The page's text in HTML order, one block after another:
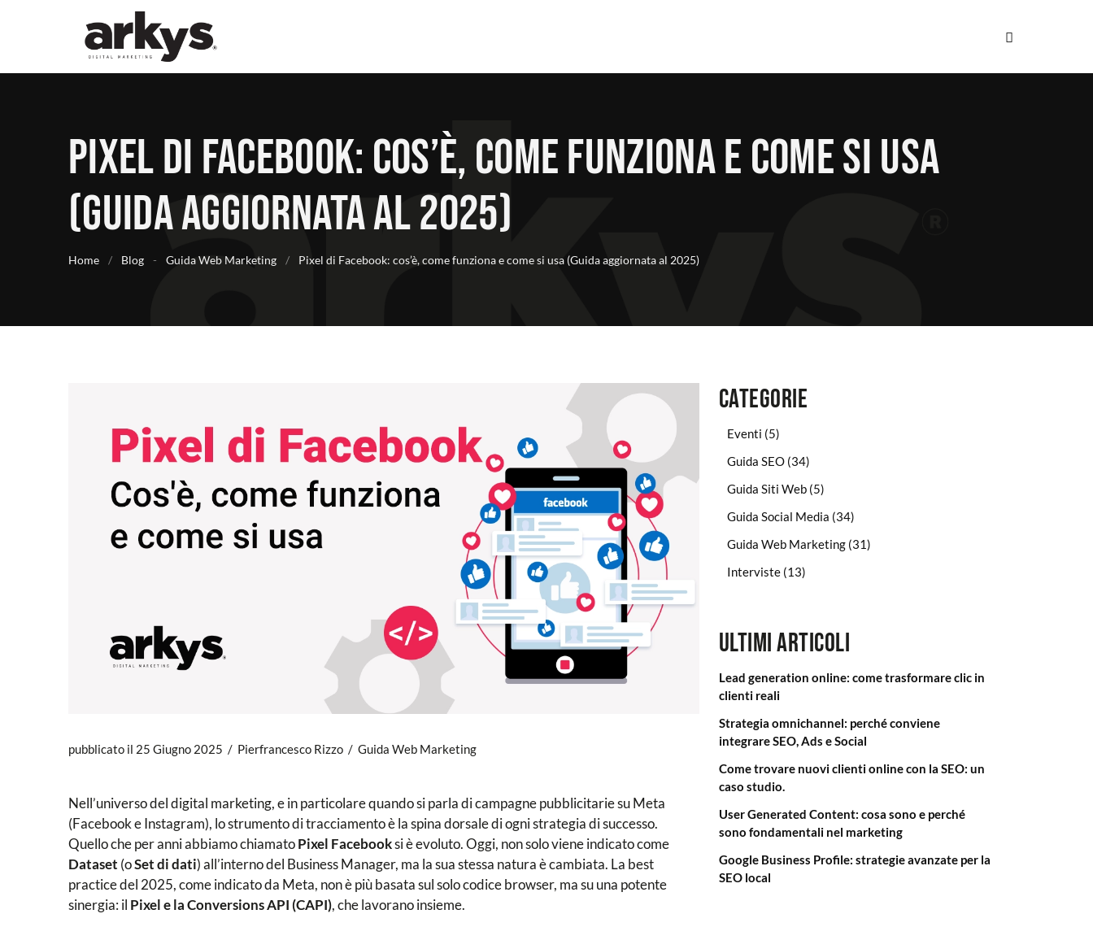
Pixel di Facebook: cos’è, come funziona e come si usa
(Guida aggiornata al 2025)
Home / Blog - Guida Web Marketing / Pixel di Facebook: cos’è, come funziona e come si usa (Guida aggiornata al 2025)
pubblicato il 25 Giugno 2025 Pierfrancesco Rizzo Guida Web Marketing
Nell’universo del digital marketing, e in particolare quando si parla di campagne pubblicitarie su Meta
(Facebook e Instagram), lo strumento di tracciamento è la spina dorsale di ogni strategia di successo.
Quello che per anni abbiamo chiamatoPixel Facebooksi è evoluto. Oggi, non solo viene indicato come
Dataset (oSet di dati) all’interno del Business Manager, ma la sua stessa natura è cambiata. La best
practice del 2025, come indicato da Meta, non è più basata sul solo codice browser, ma su una potente
sinergia: il Pixel e la Conversions API (CAPI), che lavorano insieme.
Categorie
Eventi (5)
Guida SEO (34)
Guida Siti Web (5)
Guida Social Media (34)
Guida Web Marketing (31)
Interviste (13)
Ultimi articoli
Lead generation online: come trasformare clic in
clienti reali
Strategia omnichannel: perché conviene
integrare SEO, Ads e Social
Come trovare nuovi clienti online con la SEO: un
caso studio.
User Generated Content: cosa sono e perché
sono fondamentali nel marketing
Google Business Profile: strategie avanzate per la
SEO local